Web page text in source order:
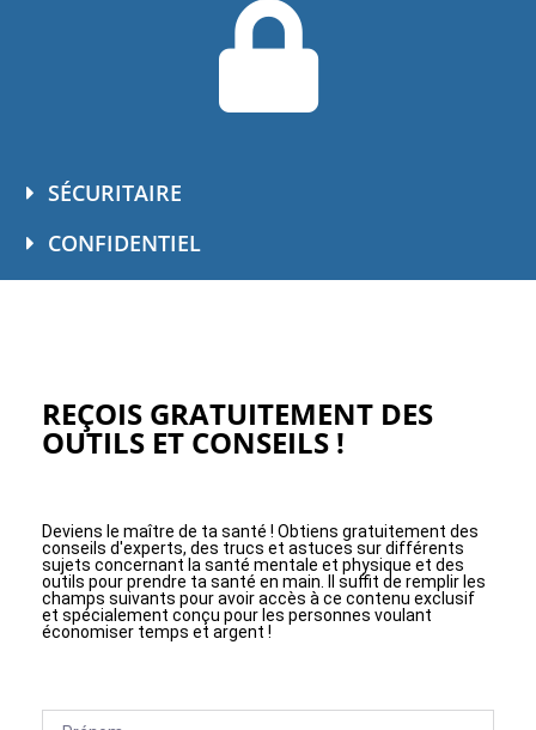
SÉCURITAIRE
CONFIDENTIEL
REÇOIS GRATUITEMENT DES
OUTILS ET CONSEILS !
Deviens le maître de ta santé ! Obtiens gratuitement des
conseils d'experts, des trucs et astuces sur différents
sujets concernant la santé mentale et physique et des
outils pour prendre ta santé en main. Il suffit de remplir les
champs suivants pour avoir accès à ce contenu exclusif
et spécialement conçu pour les personnes voulant
économiser temps et argent !